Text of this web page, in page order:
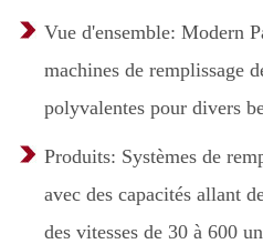
Vue d'ensemble: Modern
machines de remplissage
polyvalentes pour divers
Produits: Systèmes de
avec des capacités allant
des vitesses de 30 à 600